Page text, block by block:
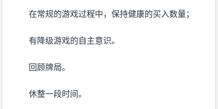
在常规的游戏过程中，保持健康的买入数量；
有降级游戏的自主意识。
回顾牌局。
休整一段时间。